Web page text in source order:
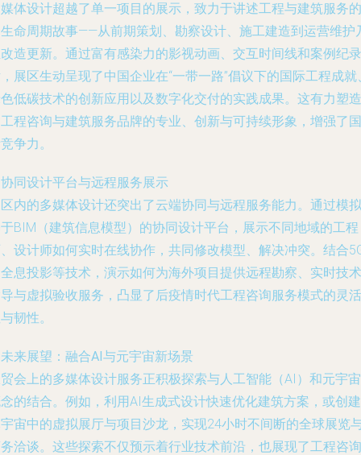
体设计超越了单一项目的展示，致力于讲述工程与建筑服务的
命周期故事——从前期策划、勘察设计、施工建造到运营维护
造更新。通过富有感染力的影视动画、交互时间线和案例纪录
展区生动呈现了中国企业在“一带一路”倡议下的国际工程成就
低碳技术的创新应用以及数字化交付的实践成果。这有力塑造
程咨询与建筑服务品牌的专业、创新与可持续形象，增强了国
争力。
同设计平台与远程服务展示
内的多媒体设计还突出了云端协同与远程服务能力。通过模拟
BIM（建筑信息模型）的协同设计平台，展示不同地域的工程
设计师如何实时在线协作，共同修改模型、解决冲突。结合
息投影等技术，演示如何为海外项目提供远程勘察、实时技术
与虚拟验收服务，凸显了后疫情时代工程咨询服务模式的灵活
韧性。
来展望：融合AI与元宇宙新场景
会上的多媒体设计服务正积极探索与人工智能（AI）和元宇宙
的结合。例如，利用AI生成式设计快速优化建筑方案，或创建
宙中的虚拟展厅与项目沙龙，实现24小时不间断的全球展览
洽谈。这些探索不仅预示着行业技术前沿，也展现了工程咨询